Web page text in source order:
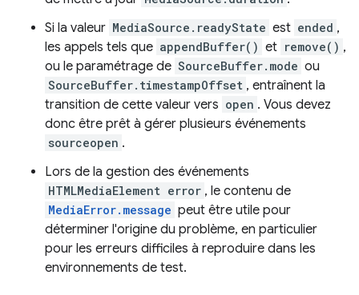
Si la valeur MediaSource.readyState est ended ,
les appels tels que appendBuffer() et remove() ,
ou le paramétrage de SourceBuffer.mode ou
SourceBuffer.timestampOffset , entraînent la
transition de cette valeur vers open . Vous devez
donc être prêt à gérer plusieurs événements
sourceopen .
Lors de la gestion des événements
HTMLMediaElement error , le contenu de
MediaError.message peut être utile pour
déterminer l'origine du problème, en particulier
pour les erreurs difficiles à reproduire dans les
environnements de test.